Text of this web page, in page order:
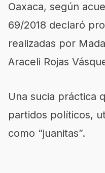
Oaxaca, según
69/2018 declaró
realizadas por
Araceli Rojas
Una sucia práctica
partidos políticos,
como “juanitas”.